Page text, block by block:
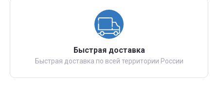
Быстрая доставка
Быстрая доставка по всей территории России